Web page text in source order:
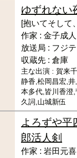
ゆずれない
[抱いてそして
作家 : 金子成人
放送局 : フジ
収蔵先 : 倉庫
主な出演 : 賀来
静香,松岡昌宏,
本多代,皆川香澄
久詞,山城新伍
よろずや平
郎活人剣
作家 : 岩田元喜